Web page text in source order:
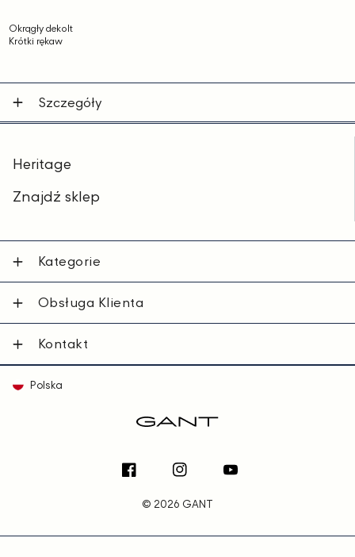
Okrągły dekolt
Krótki rękaw
Szczegóły
Heritage
Znajdź sklep
Kategorie
Obsługa Klienta
Kontakt
Polska
FacebookInstagramYouTube
© 2026 GANT